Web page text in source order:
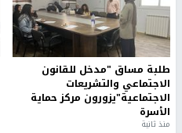
طلبة مساق "مدخل للقانون
الاجتماعي والتشريعات
الاجتماعية"يزورون مركز حماية
الأسرة
منذ ثانية